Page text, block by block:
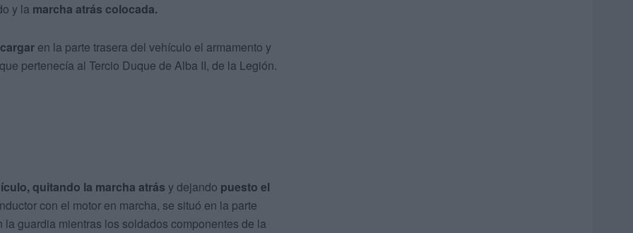
y la marcha atrás colocada.
en la parte trasera del vehículo el armamento y
pertenecía al Tercio Duque de Alba II, de la Legión.
quitando la marcha atrás y dejando puesto el
con el motor en marcha, se situó en la parte
guardia mientras los soldados componentes de la